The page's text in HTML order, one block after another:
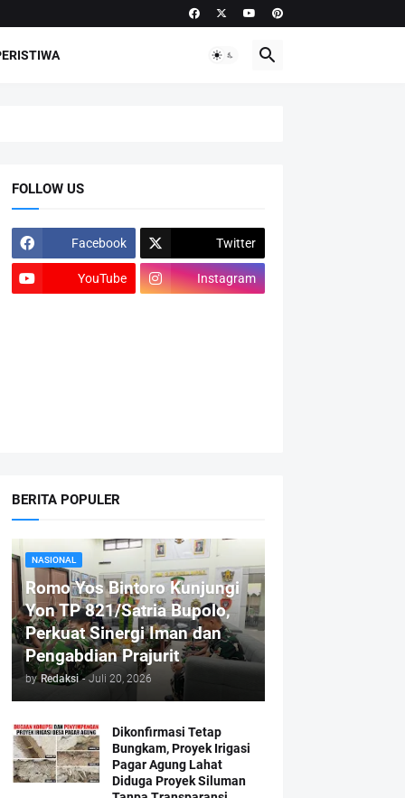
FOLLOW US
Facebook Twitter
YouTube Instagram
BERITA POPULER
NASIONAL
Romo Yos Bintoro Kunjungi
Yon TP 821/Satria Bupolo,
Perkuat Sinergi Iman dan
Pengabdian Prajurit
by Redaksi - Juli 20, 2026
Dikonfirmasi Tetap
Bungkam, Proyek Irigasi
Pagar Agung Lahat
Diduga Proyek Siluman